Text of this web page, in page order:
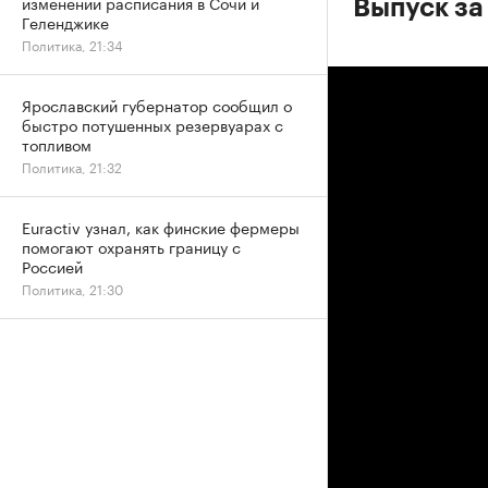
Выпуск
Геленджике
Политика, 21:34
Ярославский губернатор сообщил о
быстро потушенных резервуарах с
топливом
Политика, 21:32
Euractiv узнал, как финские фермеры
помогают охранять границу с
Россией
Политика, 21:30